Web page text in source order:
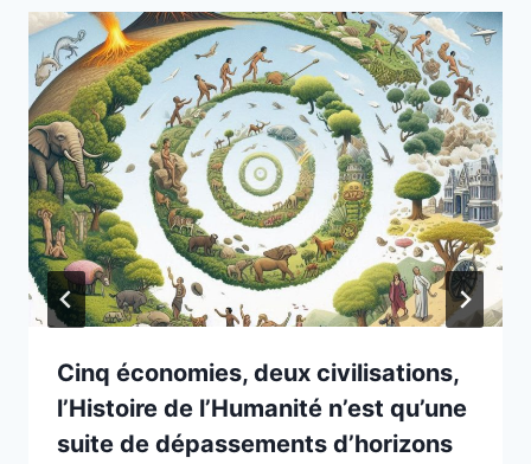
Cinq économies, deux civilisations,
l’Histoire de l’Humanité n’est qu’une
suite de dépassements d’horizons